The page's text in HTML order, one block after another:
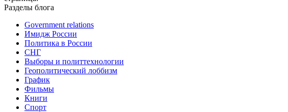
Разделы блога
Government relations
Имидж России
Политика в России
СНГ
Выборы и политтехнологии
Геополитический лоббизм
График
Фильмы
Книги
Спорт